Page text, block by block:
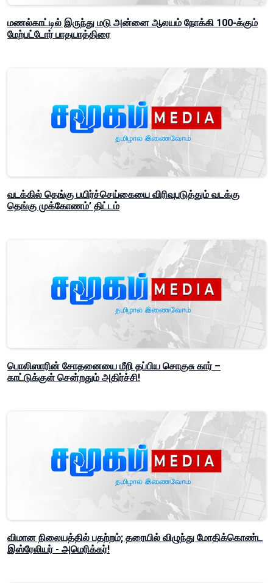
மணல்காட்டில் இருந்து மடு அன்னை ஆலயம் நோக்கி 100-க்கும்
மேற்பட்டோர் பாதயாத்திரை
வடக்கில் தெங்கு பயிர்ச்செய்கையை விரிவுபடுத்தும் வடக்கு
தெங்கு முக்கோணம்’ திட்டம்
பொலிஸாரின் சோதனையை மீறி தப்பிய சொகுசு கார் –
காட்டுக்குள் சென்றதும் அதிர்ச்சி!
விமான நிலையத்தில் பதற்றம்; தரையில் விழுந்து மோதிக்கொண்ட
இஸ்ரேலியர் - அமெரிக்கர்!